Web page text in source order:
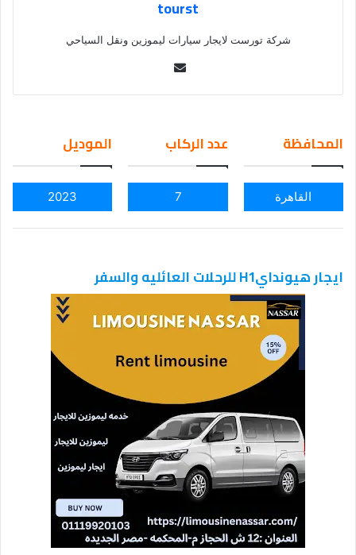
tourst
شركة تورست لايجار سيارات ليموزين ونقل السياحي
ail
المحافظة
القاهرة
عدد الركاب
7
الموديل
2023
ايجار هيوندايH1 للرحلات العائليه والسفر